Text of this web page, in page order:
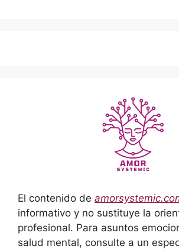
El contenido de
informativo y no sustituye la
profesional. Para asuntos
salud mental, consulte a un